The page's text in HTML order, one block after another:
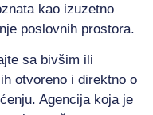
kao izuzetno
poslovnih prostora.
sa bivšim ili
otvoreno i direktno o
Agencija koja je